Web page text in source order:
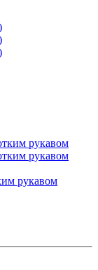
рукавом